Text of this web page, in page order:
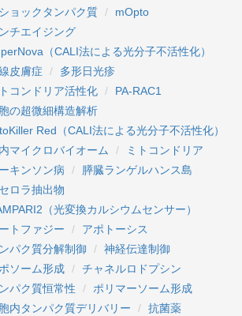
ョックタンパク質
mOpto
チエイジング
（CALI法による光分子不活性化）
皮膚症
多形日光疹
コンドリア活性化
PA-RAC1
の超微細構造解析
Red（CALI法による光分子不活性化）
マイクロバイオーム
ミトコンドリア
キンソン病
膵臓ランゲルハンス島
ロラ抽出物
（光変換カルシウムセンサー）
トファジー
アポトーシス
パク質分解制御
神経伝達制御
ソーム形成
チャネルロドプシン
パク質恒常性
ポリマーソーム形成
内タンパク質デリバリー
抗菌薬